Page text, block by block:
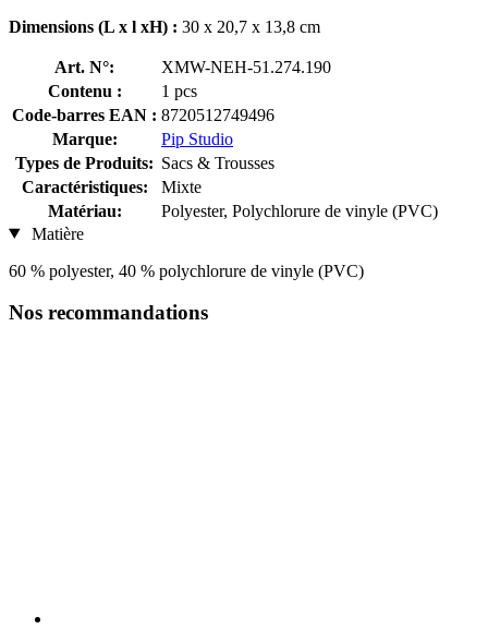
Dimensions (L x l xH) : 30 x 20,7 x 13,8 cm
Art. N°:
XMW-NEH-51.274.190
Contenu :
1 pcs
Code-barres EAN : 8720512749496
Marque:
Pip Studio
Types de Produits: Sacs & Trousses
Caractéristiques:
Mixte
Matériau:
Polyester, Polychlorure de vinyle (PVC)
Matière
60 % polyester, 40 % polychlorure de vinyle (PVC)
Nos recommandations